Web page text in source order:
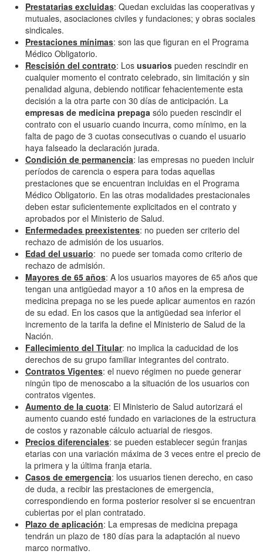
Prestatarias excluidas: Quedan excluidas las cooperativas y
mutuales, asociaciones civiles y fundaciones; y obras sociales
sindicales.
Prestaciones mínimas: son las que figuran en el Programa
Médico Obligatorio.
Rescisión del contrato: Los usuarios pueden rescindir en
cualquier momento el contrato celebrado, sin limitación y sin
penalidad alguna, debiendo notificar fehacientemente esta
decisión a la otra parte con 30 días de anticipación. La
empresas de medicina prepaga sólo pueden rescindir el
contrato con el usuario cuando incurra, como mínimo, en la
falta de pago de 3 cuotas consecutivas o cuando el usuario
haya falseado la declaración jurada.
Condición de permanencia: las empresas no pueden incluir
períodos de carencia o espera para todas aquellas
prestaciones que se encuentran incluidas en el Programa
Médico Obligatorio. En las otras modalidades prestacionales
deben estar suficientemente explicitados en el contrato y
aprobados por el Ministerio de Salud.
Enfermedades preexistentes: no pueden ser criterio del
rechazo de admisión de los usuarios.
Edad del usuario: no puede ser tomada como criterio de
rechazo de admisión.
Mayores de 65 años: A los usuarios mayores de 65 años que
tengan una antigüedad mayor a 10 años en la empresa de
medicina prepaga no se les puede aplicar aumentos en razón
de su edad. En los casos que la antigüedad sea inferior el
incremento de la tarifa la define el Ministerio de Salud de la
Nación.
Fallecimiento del Titular: no implica la caducidad de los
derechos de su grupo familiar integrantes del contrato.
Contratos Vigentes: el nuevo régimen no puede generar
ningún tipo de menoscabo a la situación de los usuarios con
contratos vigentes.
Aumento de la cuota: El Ministerio de Salud autorizará el
aumento cuando esté fundado en variaciones de la estructura
de costos y razonable cálculo actuarial de riesgos.
Precios diferenciales: se pueden establecer según franjas
etarias con una variación máxima de 3 veces entre el precio de
la primera y la última franja etaria.
Casos de emergencia: los usuarios tienen derecho, en caso
de duda, a recibir las prestaciones de emergencia,
correspondiendo en forma posterior resolver si se encuentran
cubiertas por el plan contratado.
Plazo de aplicación: La empresas de medicina prepaga
tendrán un plazo de 180 días para la adaptación al nuevo
marco normativo.